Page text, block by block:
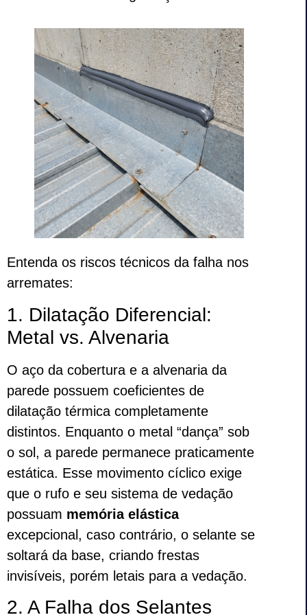
Entenda os riscos técnicos da falha nos
arremates:
1. Dilatação Diferencial:
Metal vs. Alvenaria
O aço da cobertura e a alvenaria da
parede possuem coeficientes de
dilatação térmica completamente
distintos. Enquanto o metal “dança” sob
o sol, a parede permanece praticamente
estática. Esse movimento cíclico exige
que o rufo e seu sistema de vedação
possuam memória elástica
excepcional, caso contrário, o selante se
soltará da base, criando frestas
invisíveis, porém letais para a vedação.
2. A Falha dos Selantes